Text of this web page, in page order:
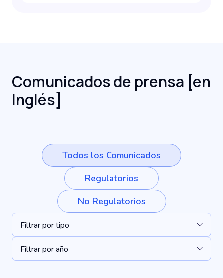
Comunicados de prensa [en
Inglés]
Todos los Comunicados
Regulatorios
No Regulatorios
Filtrar por tipo
Filtrar por año